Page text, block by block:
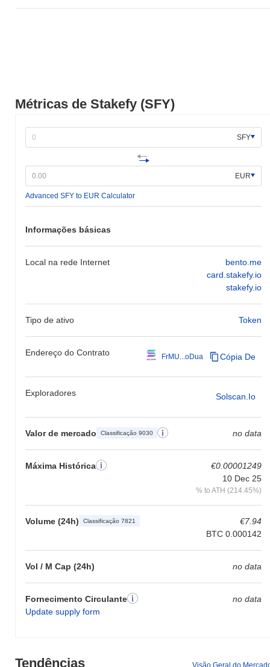
Métricas de Stakefy (SFY)
SFY
EUR
Advanced SFY to EUR Calculator
Informações básicas
Local na rede Internet
bento.me
card.stakefy.io
stakefy.io
Tipo de ativo Token
Endereço do Contrato FrMU...oDua Cópia De
Exploradores Solscan.io
Valor de mercado Classificação 9030 no data
Máxima Histórica
€0.00001249
10 Dec 25
% to ATH (214.45%)
Volume (24h) Classificação 7821
€7.94
BTC 0.000142
Vol / M Cap (24h) no data
Fornecimento Circulante
Update supply form
no data
Tendências Visão Geral do